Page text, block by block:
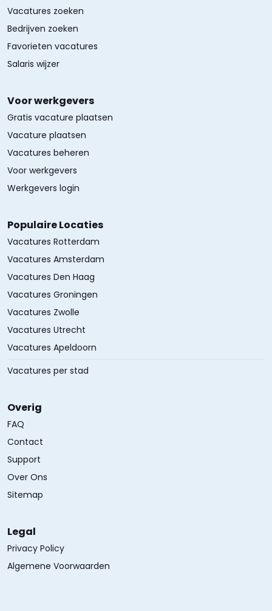
Vacatures zoeken
Bedrijven zoeken
Favorieten vacatures
Salaris wijzer
Voor werkgevers
Gratis vacature plaatsen
Vacature plaatsen
Vacatures beheren
Voor werkgevers
Werkgevers login
Populaire Locaties
Vacatures Rotterdam
Vacatures Amsterdam
Vacatures Den Haag
Vacatures Groningen
Vacatures Zwolle
Vacatures Utrecht
Vacatures Apeldoorn
Vacatures per stad
Overig
FAQ
Contact
Support
Over Ons
Sitemap
Legal
Privacy Policy
Algemene Voorwaarden